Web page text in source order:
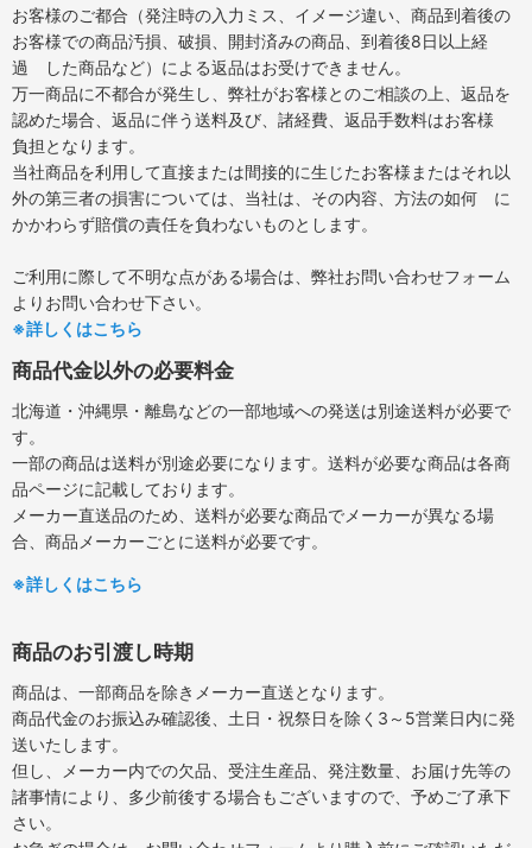
お客様のご都合（発注時の入力ミス、イメージ違い、商品到着後の
お客様での商品汚損、破損、開封済みの商品、到着後8日以上経
過 した商品など）による返品はお受けできません。
万一商品に不都合が発生し、弊社がお客様とのご相談の上、返品を
認めた場合、返品に伴う送料及び、諸経費、返品手数料はお客様
負担となります。
当社商品を利用して直接または間接的に生じたお客様またはそれ以
外の第三者の損害については、当社は、その内容、方法の如何 に
かかわらず賠償の責任を負わないものとします。
ご利用に際して不明な点がある場合は、弊社お問い合わせフォーム
よりお問い合わせ下さい。
※詳しくはこちら
商品代金以外の必要料金
北海道・沖縄県・離島などの一部地域への発送は別途送料が必要で
す。
一部の商品は送料が別途必要になります。送料が必要な商品は各商
品ページに記載しております。
メーカー直送品のため、送料が必要な商品でメーカーが異なる場
合、商品メーカーごとに送料が必要です。
※詳しくはこちら
商品のお引渡し時期
商品は、一部商品を除きメーカー直送となります。
商品代金のお振込み確認後、土日・祝祭日を除く3～5営業日内に発
送いたします。
但し、メーカー内での欠品、受注生産品、発注数量、お届け先等の
諸事情により、多少前後する場合もございますので、予めご了承下
さい。